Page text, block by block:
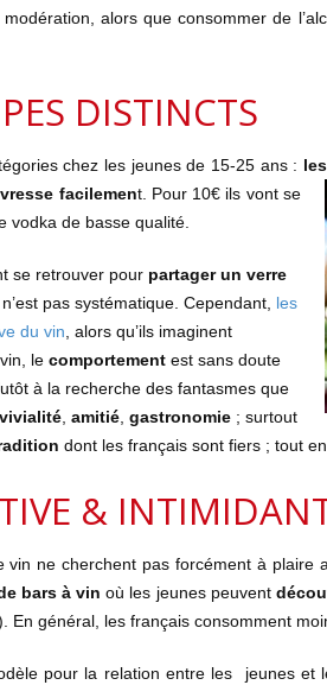
alors que consommer de
DISTINCTS
chez les jeunes de 15-25 ans :
facilement. Pour 10€ ils vont se
vodka de basse qualité.
se retrouver pour partager un verre
pas systématique. Cependant, les
du vin , alors qu’ils imaginent
le comportement est sans doute
à la recherche des fantasmes que
amitié gastronomie ; surtout
dont les français sont fiers ; tout
&
vin ne cherchent pas forcément à plaire
bars à vin où les jeunes peuvent
En général, les français consomment
pour la relation entre les jeunes et